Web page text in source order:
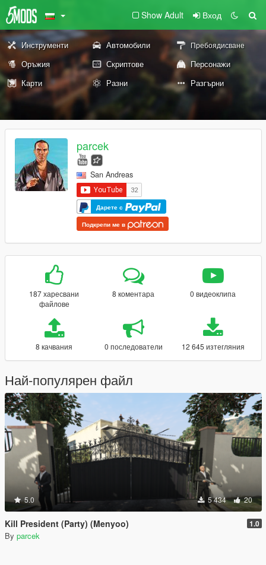
Show Adult Вход
Инструменти Автомобили Пребоядисване
Оръжия Скриптове
Персонажи
Карти
Разни Разгърни
parcek
San Andreas
Дарете с
Подкрепи ме в
187 харесвани
файлове
8 коментара 0 видеоклипа
8 качвания 0 последователи 12 645 изтегляния
Най-популярен файл
5.0 5 434 20
Kill President (Party) (Menyoo) 1.0
By parcek